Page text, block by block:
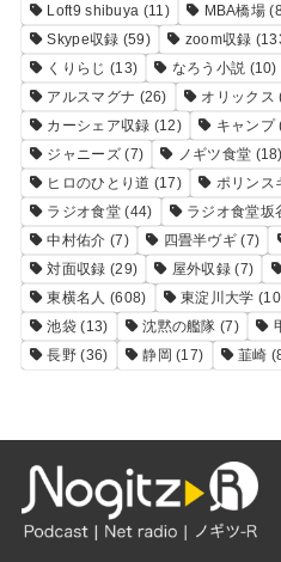
Loft9 shibuya (11) MBA橋場
Skype収録 (59) zoom収録
くりらじ (13) なろう小説 (10)
アルスマグナ (26) オリックス
カーシェア収録 (12) キャンプ
ジャニーズ(7) ノギツ食堂 (18)
ヒロのひとり道 (17) ポリンス
ラジオ食堂(44) ラジオ食堂坂
中村佑介 (7) 四畳半ヴギ (7)
対面収録 (29) 屋外収録 (7)
東横名人 (608) 東淀川大学
池袋 (13) 沈黙の艦隊 (7)
長野 (36) 静岡 (17) 韮崎